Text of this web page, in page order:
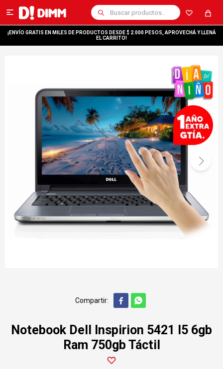

¡ENVÍO GRATIS EN MILES DE PRODUCTOS DESDE $ 2.000 PESOS, APROVECHÁ Y LLENÁ
EL CARRITO!
 
Notebook Dell Inspirion 5421 I5 6gb
Ram 750gb Táctil